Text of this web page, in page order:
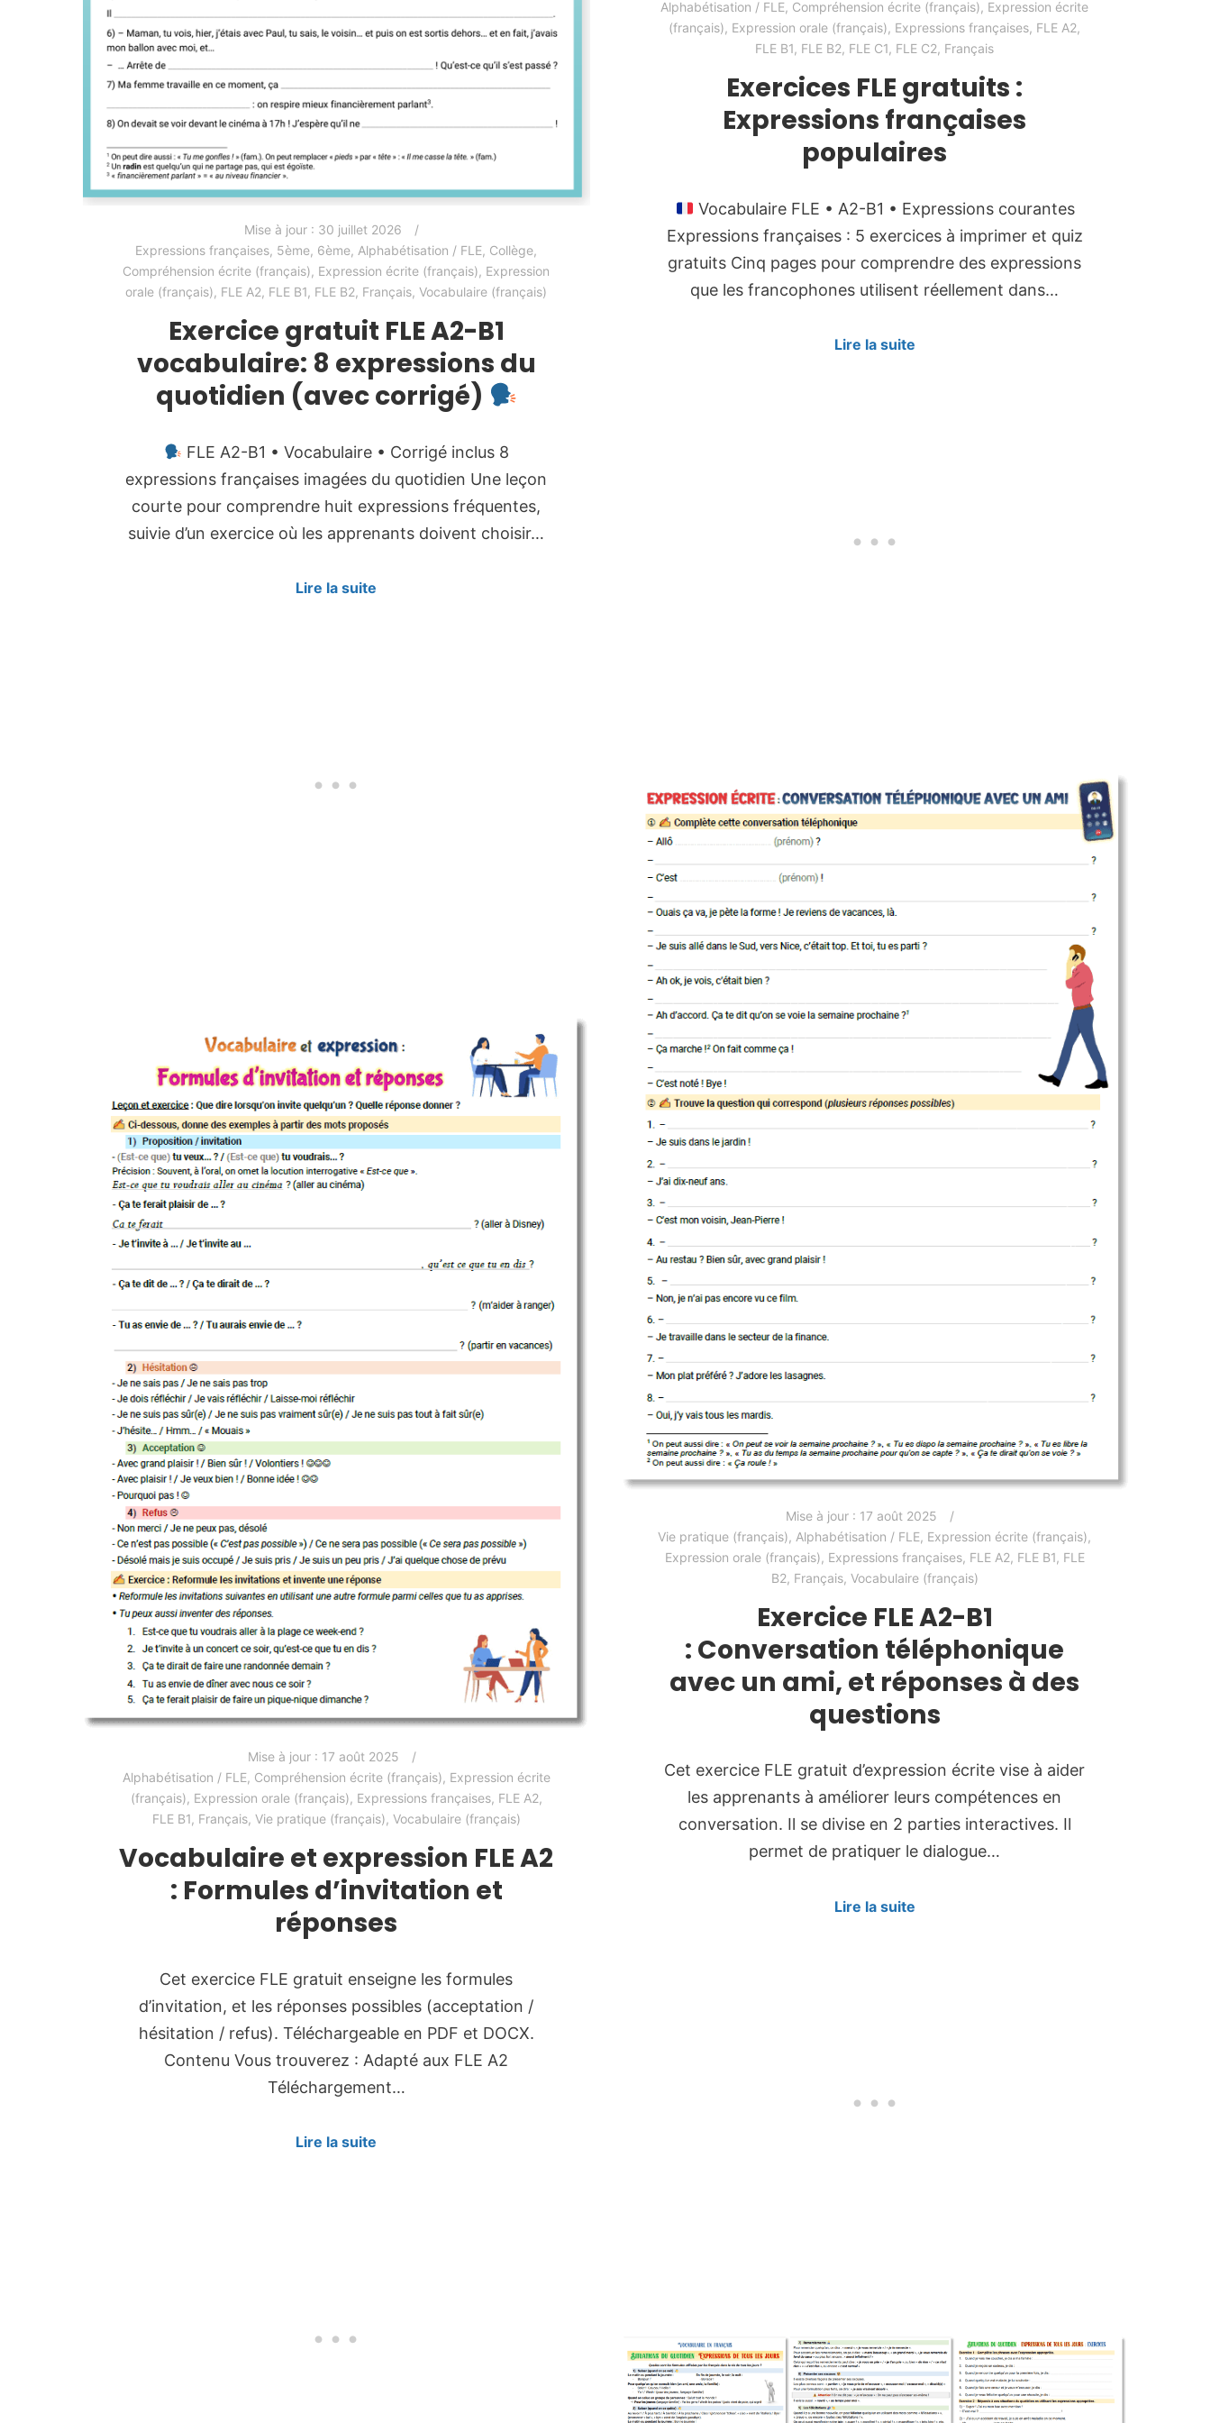
Mise à jour : 30 juillet 2026
Expressions françaises, 5ème, 6ème, Alphabétisation / FLE, Collège,
Compréhension écrite (français), Expression écrite (français), Expression
orale (français), FLE A2, FLE B1, FLE B2, Français,Vocabulaire (français)
Exercice gratuit FLE A2-B1
vocabulaire: 8 expressions du
quotidien (avec corrigé)
FLE A2-B1 • Vocabulaire • Corrigé inclus 8
expressions françaises imagées du quotidien Une leçon
courte pour comprendre huit expressions fréquentes,
suivie d’un exercice où les apprenants doivent choisir…
Lire la suite
Alphabétisation / FLE, Compréhension écrite (français), Expression écrite
(français), Expression orale (français), Expressions françaises, FLE A2,
FLE B1, FLE B2, FLE C1, FLE C2, Français
Exercices FLE gratuits :
Expressions françaises
populaires
Vocabulaire FLE • A2-B1 • Expressions courantes
Expressions françaises : 5 exercices à imprimer et quiz
gratuits Cinq pages pour comprendre des expressions
que les francophones utilisent réellement dans…
Lire la suite
Mise à jour : 17 août 2025
Vie pratique (français), Alphabétisation / FLE, Expression écrite (français),
Expression orale (français), Expressions françaises, FLE A2, FLE B1, FLE
B2, Français, Vocabulaire (français)
Exercice FLE A2-B1
: Conversation téléphonique
avec un ami, et réponses à des
questions
Cet exercice FLE gratuit d’expression écrite vise à aider
les apprenants à améliorer leurs compétences en
conversation. Il se divise en 2 parties interactives. Il
permet de pratiquer le dialogue…
Lire la suite
Mise à jour : 17 août 2025
Alphabétisation / FLE, Compréhension écrite (français), Expression écrite
(français), Expression orale (français), Expressions françaises, FLE A2,
FLE B1, Français, Vie pratique (français), Vocabulaire (français)
Vocabulaire et expression FLE A2
: Formules d’invitation et
réponses
Cet exercice FLE gratuit enseigne les formules
d’invitation, et les réponses possibles (acceptation /
hésitation / refus). Téléchargeable en PDF et DOCX.
Contenu Vous trouverez : Adapté aux FLE A2
Téléchargement…
Lire la suite